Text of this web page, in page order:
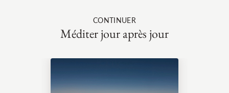
CONTINUER
Méditer jour après jour